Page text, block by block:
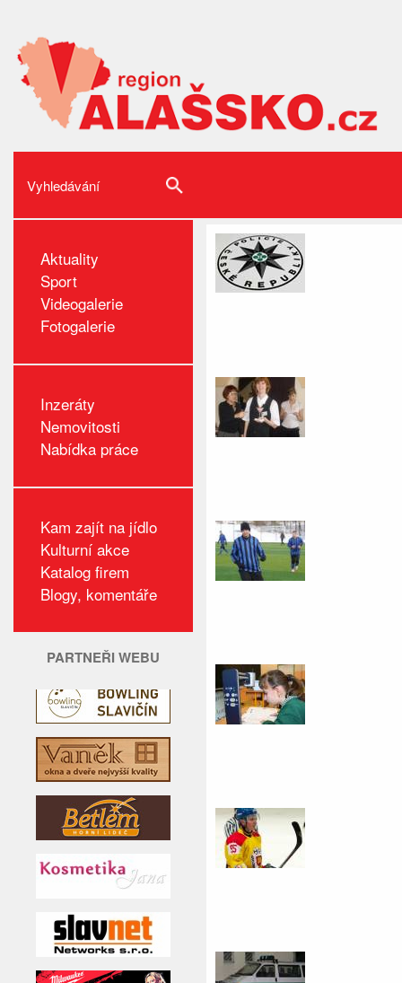
Aktuality
Sport
Videogalerie
Fotogalerie
Inzeráty
Nemovitosti
Nabídka práce
Kam zajít na jídlo
Kulturní akce
Katalog firem
Blogy, komentáře
PARTNEŘI WEBU